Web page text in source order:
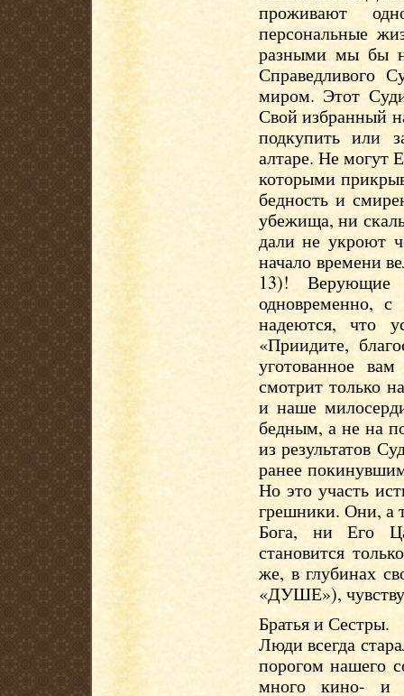
проживают
персональные
разными мы бы
Справедливого
миром. Этот
Свой избранный
подкупить или
алтаре. Не могут
которыми
бедность и
убежища, ни
дали не укроют
начало времени
13)!
одновременно,
надеются, что
«Приидите,
уготованное
смотрит только
и наше
бедным, а не на
из результатов
ранее
Но это участь
грешники. Они, а
Бога, ни Его
становится
же, в глубинах
«ДУШЕ»),
Братья и Сестры.
Люди всегда
порогом нашего
много кино- и